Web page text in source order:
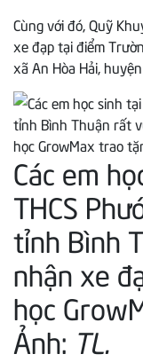
Cùng với đó, Quỹ
xe đạp tại điểm
xã An Hòa Hải,
Các em
THCS
tỉnh Bình
nhận xe
học
Ảnh: TL.